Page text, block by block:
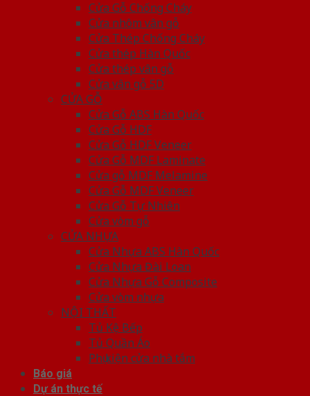
Cửa Gỗ Chống Cháy
Cửa nhôm vân gỗ
Cửa Thép Chống Cháy
Cửa thép Hàn Quốc
Cửa thép vân gỗ
Cửa vân gỗ 5D
CỬA GỖ
Cửa Gỗ ABS Hàn Quốc
Cửa Gỗ HDF
Cửa Gỗ HDF Veneer
Cửa Gỗ MDF Laminate
Cửa gỗ MDF Melamine
Cửa Gỗ MDF Veneer
Cửa Gỗ Tự Nhiên
Cửa vòm gỗ
CỬA NHỰA
Cửa Nhựa ABS Hàn Quốc
Cửa Nhựa Đài Loan
Cửa Nhựa Gỗ Composite
Cửa vòm nhựa
NỘI THẤT
Tủ Kệ Bếp
Tủ Quần Áo
Phụ kiện cửa nhà tắm
Báo giá
Dự án thực tế